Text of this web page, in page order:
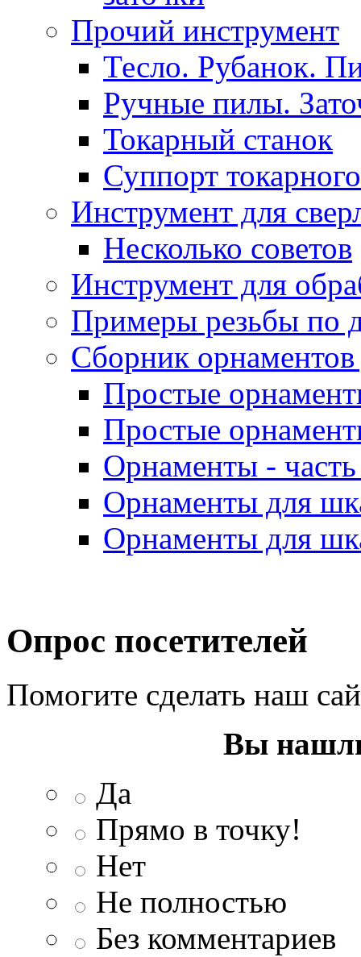
Прочий инструмент
Тесло. Рубанок.
Ручные пилы.
Токарный станок
Суппорт
Инструмент для
Несколько советов
Инструмент для
Примеры резьбы по
Сборник
Простые
Простые
Орнаменты -
Орнаменты для
Орнаменты для
Опрос посетителей
Помогите сделать наш
Вы
Да
Прямо в точку!
Нет
Не полностью
Без комментариев